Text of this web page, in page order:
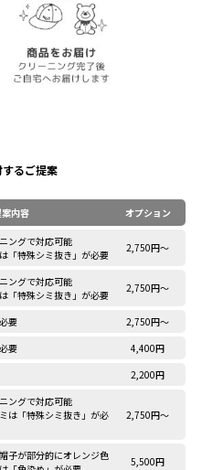
るご提案
案内容 オプション
ングで対応可能
「特殊シミ抜き」が必要
2,750円～
ングで対応可能
「特殊シミ抜き」が必要
2,750円～
要
2,750円～
要
4,400円
2,200円
ングで対応可能
は「特殊シミ抜き」が必
2,750円～
子が部分的にオレンジ色
5,500円